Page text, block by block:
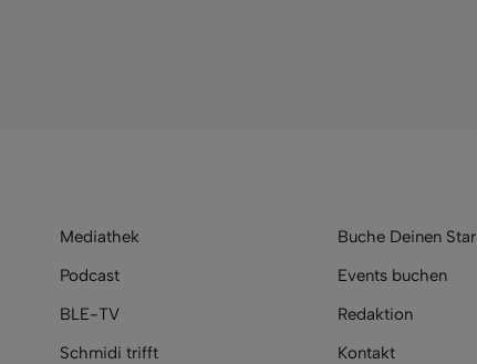
Mediathek
Podcast
BLE-TV
Schmidi trifft
Buche Deinen Star
Events buchen
Redaktion
Kontakt